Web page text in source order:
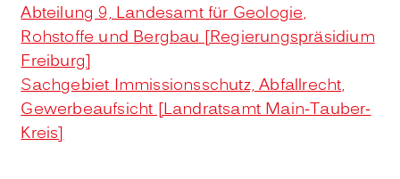
Abteilung 9, Landesamt für Geologie,
Rohstoffe und Bergbau [Regierungspräsidium
Freiburg]
Sachgebiet Immissionsschutz, Abfallrecht,
Gewerbeaufsicht [Landratsamt Main-Tauber-
Kreis]